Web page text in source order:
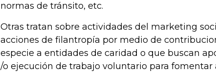
normas de tránsito, etc.
Otras tratan sobre actividades del marketing
acciones de filantropía por medio de
especie a entidades de caridad o que buscan
/o ejecución de trabajo voluntario para fomentar